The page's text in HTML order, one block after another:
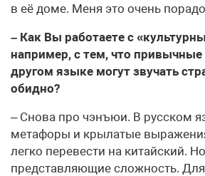
в её доме. Меня это очень
– Как Вы работаете с
например, с тем, что
другом языке могут звучать
обидно?
– Снова про чэнъюи. В русском
метафоры и крылатые
легко перевести на китайский.
представляющие сложность.